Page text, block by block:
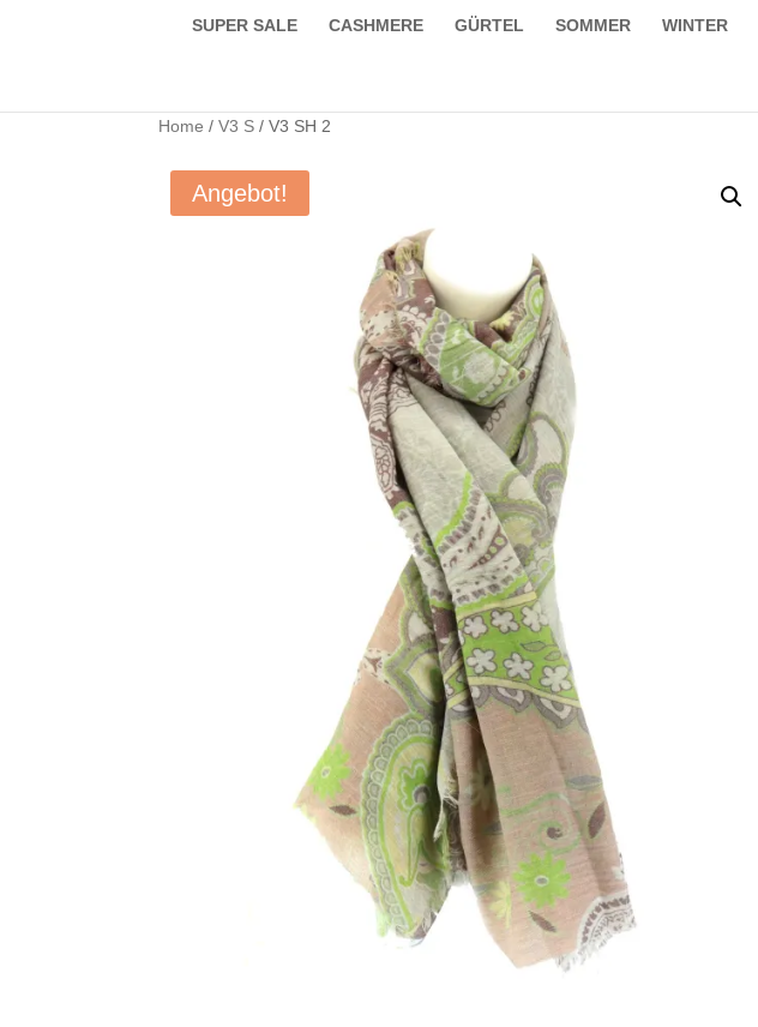
SUPER SALE CASHMERE GÜRTEL SOMMER WINTER
Home / V3 S / V3 SH 2
Angebot!